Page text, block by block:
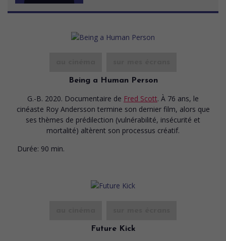
Being a Human Person
G.-B. 2020. Documentaire de Fred Scott. À 76 ans, le
cinéaste Roy Andersson termine son dernier film, alors que
ses thèmes de prédilection (vulnérabilité, insécurité et
mortalité) altèrent son processus créatif.
Durée: 90 min.
Future Kick